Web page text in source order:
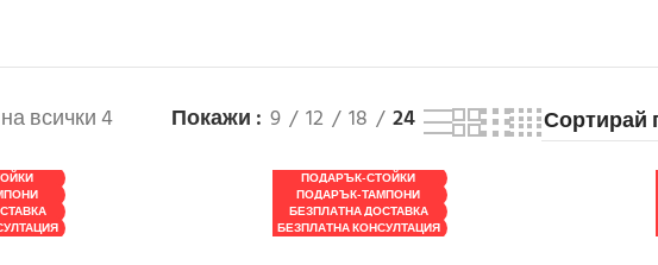
всички 4
Покажи 9 12 18 24
ПОДАРЪК-СТОЙКИ
ПОДАРЪК-ТАМПОНИ
БЕЗПЛАТНА ДОСТАВКА
БЕЗПЛАТНА КОНСУЛТАЦИЯ